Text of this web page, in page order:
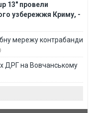
13" провели
узбережжя Криму, -
мережу контрабанди
ДРГ на Вовчанському